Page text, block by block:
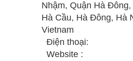
Nhậm, Quận Hà
Hà Cầu, Hà Đông, Hà
Vietnam
Điện thoại:
Website :